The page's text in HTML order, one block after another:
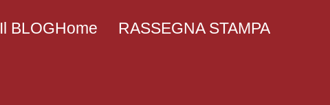
Il BLOGHome RASSEGNA STAMPA